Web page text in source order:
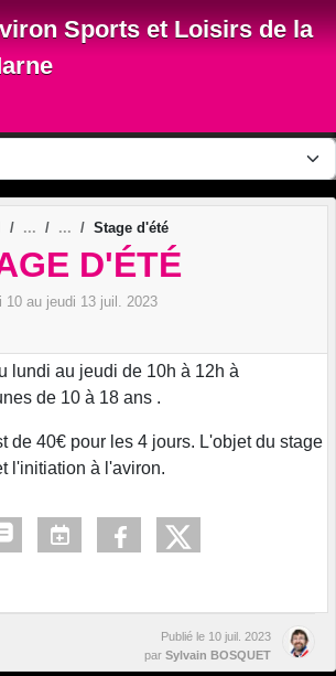
Sports et Loisirs de la
Stage d'été
D'ÉTÉ
10 au jeudi 13 juil. 2023
lundi au jeudi de 10h à 12h à
de 10 à 18 ans .
de 40€ pour les 4 jours. L'objet du stage
l'initiation à l'aviron.
Publié le 10 juil. 2023
par Sylvain BOSQUET
cookies